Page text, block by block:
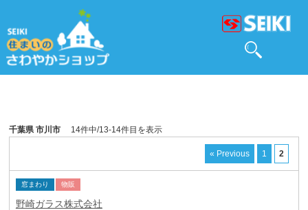
千葉県 市川市 14件中/13-14件目を表示
« Previous 1 2
窓まわり 物販
野崎ガラス株式会社